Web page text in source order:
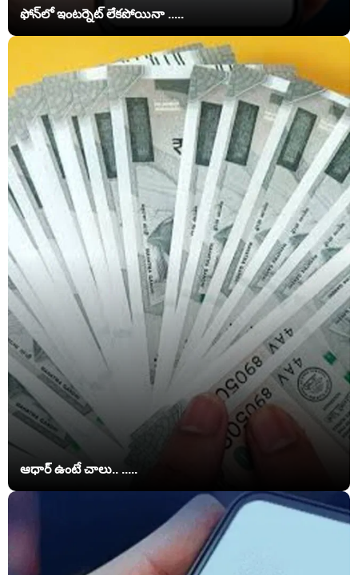
ఫోన్‌లో ఇంటర్నెట్ లేకపోయినా .....
ఆధార్ ఉంటే చాలు.. .....